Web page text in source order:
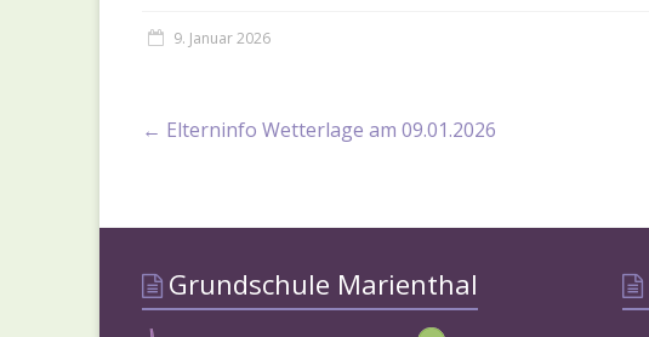
9. Januar 2026
← Elterninfo Wetterlage am 09.01.2026
Grundschule Marienthal